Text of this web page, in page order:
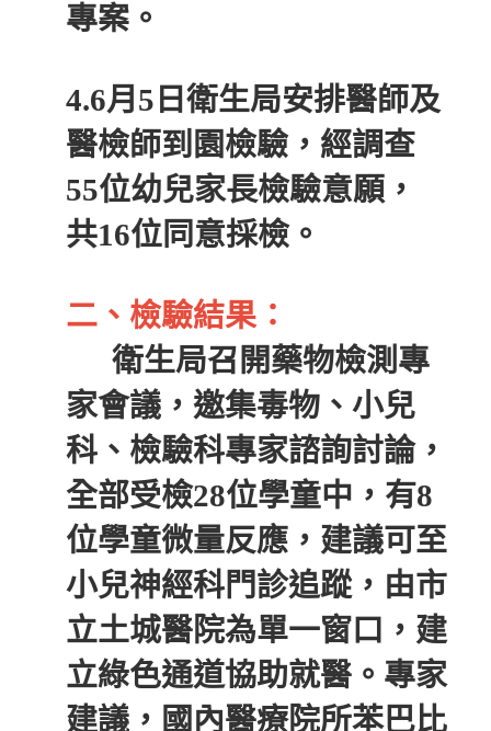
專案。
4.6月5日衛生局安排醫師及
醫檢師到園檢驗，經調查
55位幼兒家長檢驗意願，
共16位同意採檢。
二、檢驗結果：
衛生局召開藥物檢測專
家會議，邀集毒物、小兒
科、檢驗科專家諮詢討論，
全部受檢28位學童中，有8
位學童微量反應，建議可至
小兒神經科門診追蹤，由市
立土城醫院為單一窗口，建
立綠色通道協助就醫。專家
建議，國內醫療院所苯巴比